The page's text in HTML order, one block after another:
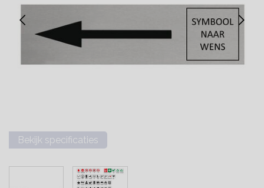
Bekijk specificaties